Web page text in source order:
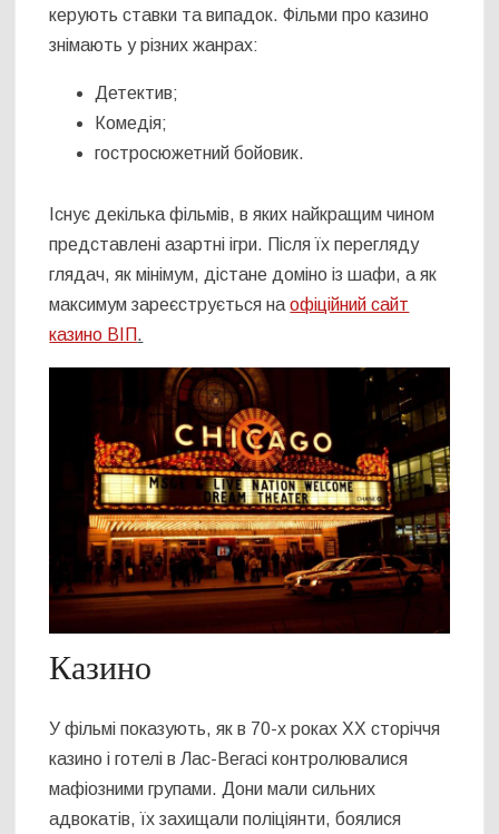
керують ставки та випадок. Фільми про казино
знімають у різних жанрах:
Детектив;
Комедія;
гостросюжетний бойовик.
Існує декілька фільмів, в яких найкращим чином
представлені азартні ігри. Після їх перегляду
глядач, як мінімум, дістане доміно із шафи, а як
максимум зареєструється наофіційний сайт
казино ВІП.
Казино
У фільмі показують, як в 70-х роках ХХ сторіччя
казино і готелі в Лас-Вегасі контролювалися
мафіозними групами. Дони мали сильних
адвокатів, їх захищали поліціянти, боялися